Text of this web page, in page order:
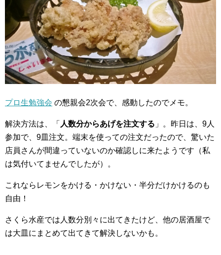
プロ生勉強会 の懇親会2次会で、感動したのでメモ。
解決方法は、「 人数分からあげを注文する 」。昨日は、9人
参加で、9皿注文。端末を使っての注文だったので、驚いた
店員さんが間違っていないのか確認しに来たようです（私
は気付いてませんでしたが）。
これならレモンをかける・かけない・半分だけかけるのも
自由！
さくら水産では人数分別々に出てきたけど、他の居酒屋で
は大皿にまとめて出てきて解決しないかも。